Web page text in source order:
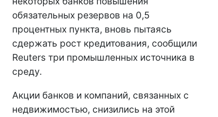
обязательных резервов на 0,5
процентных пункта, вновь пытаясь
сдержать рост кредитования, сообщили
Reuters три промышленных источника в
среду.
Акции банков и компаний, связанных с
недвижимостью, снизились на этой